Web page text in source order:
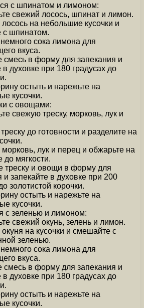
с шпинатом и лимоном:
свежий лосось, шпинат и лимон.
на небольшие кусочки и
с шпинатом.
сока лимона для
вкуса.
смесь в форму для запекания и
в духовке при 180 градусах до
остыть и нарежьте на
кусочки.
с овощами:
свежую треску, морковь, лук и
до готовности и разделите на
лук и перец и обжарьте на
до мягкости.
треску и овощи в форму для
и запекайте в духовке при 200
золотистой корочки.
остыть и нарежьте на
кусочки.
с зеленью и лимоном:
свежий окунь, зелень и лимон.
на кусочки и смешайте с
зеленью.
сока лимона для
вкуса.
смесь в форму для запекания и
в духовке при 180 градусах до
остыть и нарежьте на
кусочки.